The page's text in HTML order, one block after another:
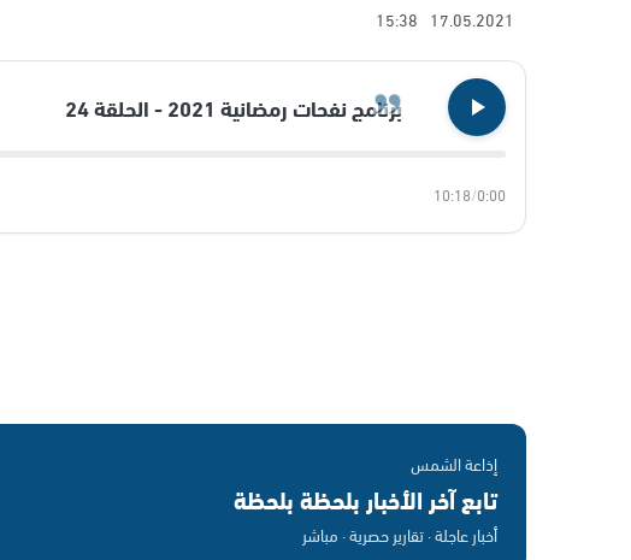
17.05.2021
15:38
برنامج نفحات رمضانية 2021 - الحلقة 24
0:00
/
10:18
إذاعة الشمس
تابع آخر الأخبار بلحظة بلحظة
أخبار عاجلة · تقارير حصرية · مباشر